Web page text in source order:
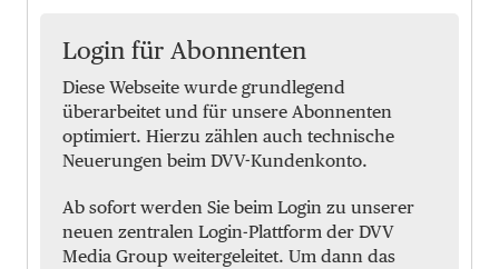
Login für Abonnenten
Diese Webseite wurde grundlegend
überarbeitet und für unsere Abonnenten
optimiert. Hierzu zählen auch technische
Neuerungen beim DVV-Kundenkonto.
Ab sofort werden Sie beim Login zu unserer
neuen zentralen Login-Plattform der DVV
Media Group weitergeleitet. Um dann das